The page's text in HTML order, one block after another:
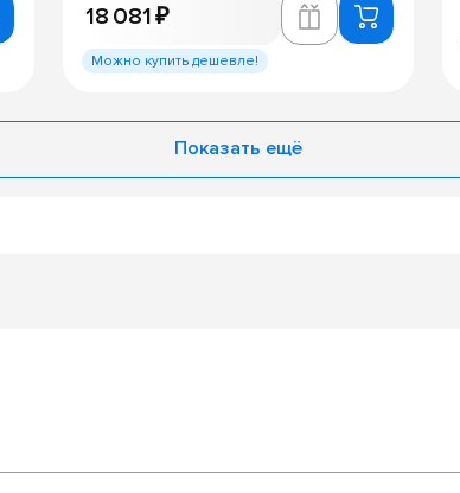
18 081 ₽
Можно купить дешевле!
Показать ещё